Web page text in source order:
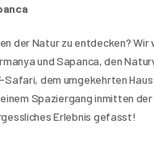
der Natur zu entdecken? Wir
und Sapanca, den
dem umgekehrten
Spaziergang inmitten
Erlebnis gefasst!